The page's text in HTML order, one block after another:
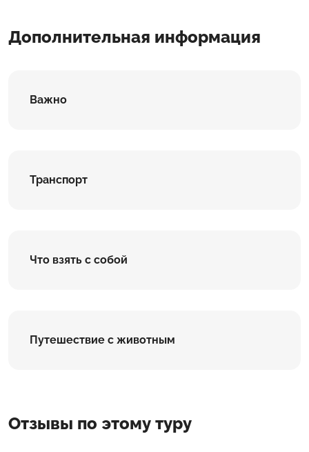
Дополнительная информация
Важно
Транспорт
Что взять с собой
Путешествие с животным
Отзывы по этому туру